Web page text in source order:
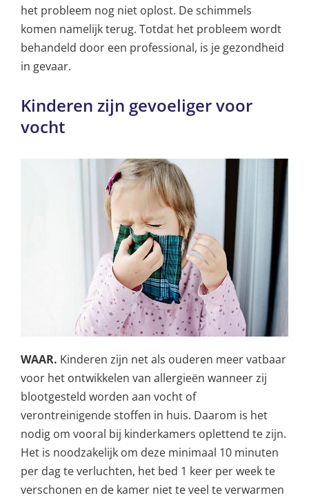
het probleem nog niet oplost. De schimmels
komen namelijk terug. Totdat het probleem wordt
behandeld door een professional, is je gezondheid
in gevaar.
Kinderen zijn gevoeliger voor
vocht
WAAR. Kinderen zijn net als ouderen meer vatbaar
voor het ontwikkelen van allergieën wanneer zij
blootgesteld worden aan vocht of
verontreinigende stoffen in huis. Daarom is het
nodig om vooral bij kinderkamers oplettend te zijn.
Het is noodzakelijk om deze minimaal 10 minuten
per dag te verluchten, het bed 1 keer per week te
verschonen en de kamer niet te veel te verwarmen